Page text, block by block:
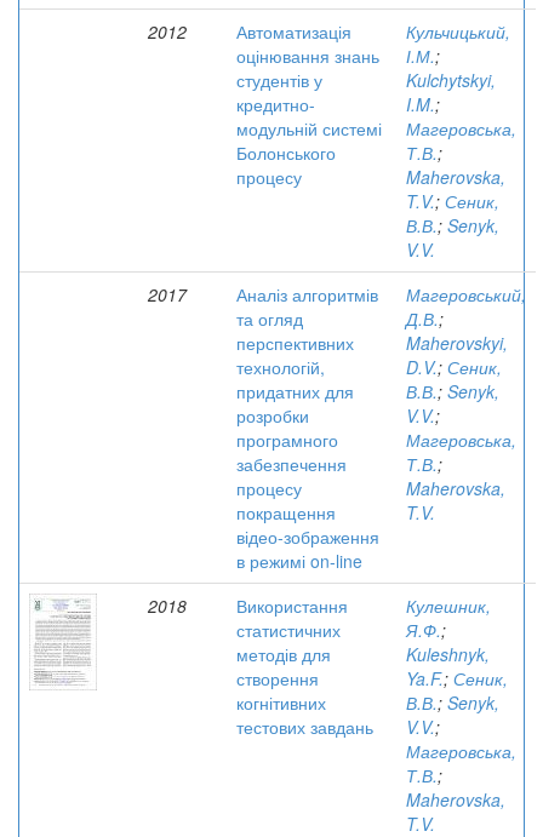
2012
Автоматизація
оцінювання знань
студентів у
кредитно-
модульній системі
Болонського
процесу
Кульчицький,
І.М.;
Kulchytskyi,
I.M.;
Магеровська,
Т.В.;
Maherovska,
T.V.; Сеник,
В.В.; Senyk,
V.V.
2017
Аналіз алгоритмів
та огляд
перспективних
технологій,
придатних для
розробки
програмного
забезпечення
процесу
покращення
відео-зображення
в режимі on-line
Магеровський,
Д.В.;
Maherovskyi,
D.V.; Сеник,
В.В.; Senyk,
V.V.;
Магеровська,
Т.В.;
Maherovska,
T.V.
2018
Використання
статистичних
методів для
створення
когнітивних
тестових завдань
Кулешник,
Я.Ф.;
Kuleshnyk,
Ya.F.; Сеник,
В.В.; Senyk,
V.V.;
Магеровська,
Т.В.;
Maherovska,
T.V.